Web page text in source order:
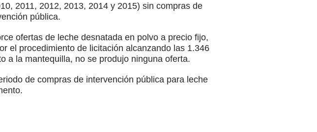
2011, 2012, 2013, 2014 y 2015) sin compras de
pública.
ofertas de leche desnatada en polvo a precio fijo,
el procedimiento de licitación alcanzando las 1.346
a la mantequilla, no se produjo ninguna oferta.
de compras de intervención pública para leche